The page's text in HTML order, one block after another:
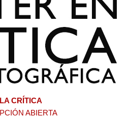
CRÍTICA
ABIERTA